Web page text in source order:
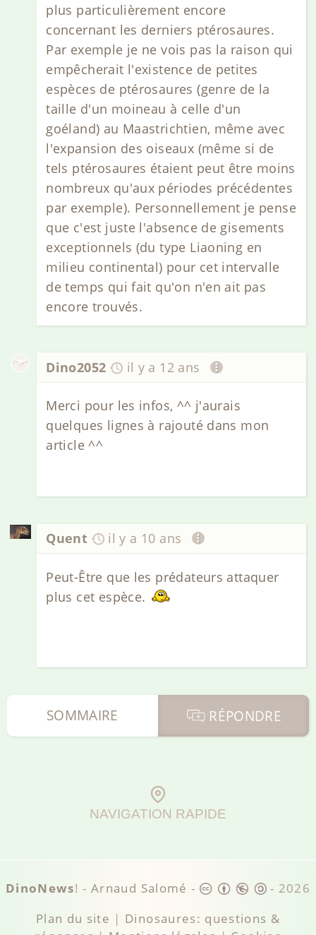
plus particulièrement encore
concernant les derniers ptérosaures.
Par exemple je ne vois pas la raison qui
empêcherait l'existence de petites
espèces de ptérosaures (genre de la
taille d'un moineau à celle d'un
goéland) au Maastrichtien, même avec
l'expansion des oiseaux (même si de
tels ptérosaures étaient peut être moins
nombreux qu'aux périodes précédentes
par exemple). Personnellement je pense
que c'est juste l'absence de gisements
exceptionnels (du type Liaoning en
milieu continental) pour cet intervalle
de temps qui fait qu'on n'en ait pas
encore trouvés.
Dino2052 il y a 12 ans
Merci pour les infos, ^^ j'aurais
quelques lignes à rajouté dans mon
article ^^
Quent il y a 10 ans
Peut-Être que les prédateurs attaquer
plus cet espèce.
RÉPONDRE
SOMMAIRE
NAVIGATION RAPIDE
DinoNews! -Arnaud Salomé - - 2026
Plan du site | Dinosaures: questions &